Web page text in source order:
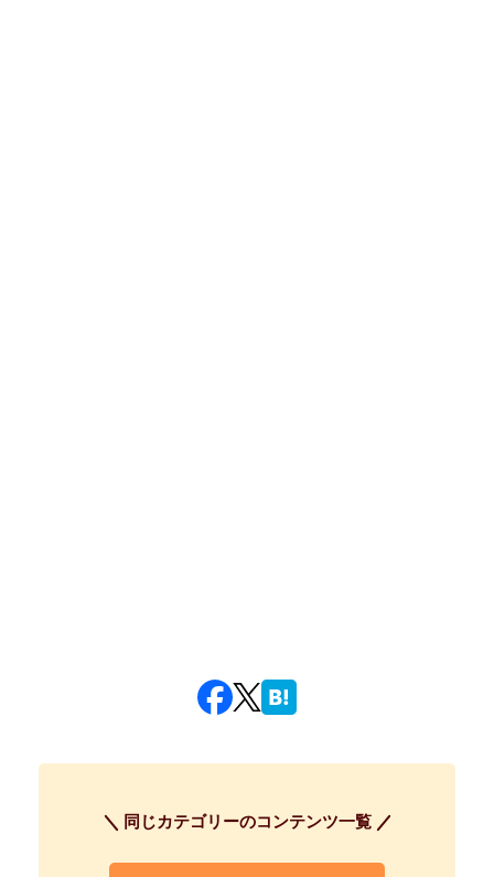
同じカテゴリーのコンテンツ一覧